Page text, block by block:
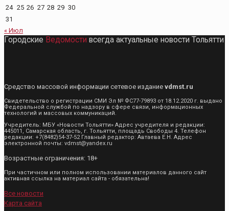
24 25 26 27 28 29 30
31
« Июл
Городские Ведомости всегда актуальные новости Тольятти
Средство массовой информации сетевое издание vdmst.ru
Свидетельство о регистрации СМИ Эл № ФС77-79893 от 18.12.2020 г. выдано
Федеральной службой по надзору в сфере связи, информационных
технологий и массовых коммуникаций.
Учредитель: МБУ «Новости Тольятти» Адрес учредителя и редакции:
445011, Самарская область, г. Тольятти, площадь Свободы 4. Телефон
редакции: +7(8482)54-37-52 Главный редактор: Автаева Е.Н. Адрес
электронной почты: vdmst@yandex.ru
Возрастные ограничения: 18+
При частичном или полном использовании материалов данного сайт
активная ссылка на материал сайта - обязательна!
Все новости
Карта сайта